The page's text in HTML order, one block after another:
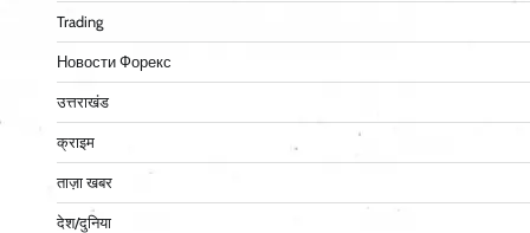
Trading
Новости Форекс
उत्तराखंड
क्राइम
ताज़ा खबर
देश/दुनिया